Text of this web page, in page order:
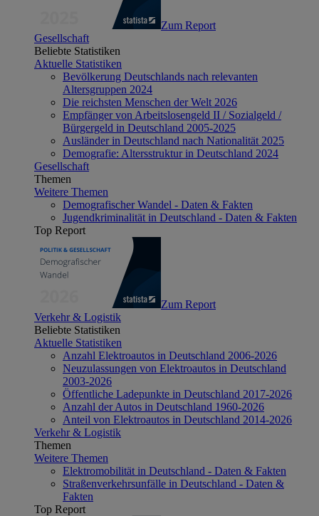
Zum Report
Gesellschaft
Beliebte Statistiken
Aktuelle Statistiken
Bevölkerung Deutschlands nach relevanten
Altersgruppen 2024
Die reichsten Menschen der Welt 2026
Empfänger von Arbeitslosengeld II / Sozialgeld /
Bürgergeld in Deutschland 2005-2025
Ausländer in Deutschland nach Nationalität 2025
Demografie: Altersstruktur in Deutschland 2024
Gesellschaft
Themen
Weitere Themen
Demografischer Wandel - Daten & Fakten
Jugendkriminalität in Deutschland - Daten & Fakten
Top Report
Zum Report
Verkehr & Logistik
Beliebte Statistiken
Aktuelle Statistiken
Anzahl Elektroautos in Deutschland 2006-2026
Neuzulassungen von Elektroautos in Deutschland
2003-2026
Öffentliche Ladepunkte in Deutschland 2017-2026
Anzahl der Autos in Deutschland 1960-2026
Anteil von Elektroautos in Deutschland 2014-2026
Verkehr & Logistik
Themen
Weitere Themen
Elektromobilität in Deutschland - Daten & Fakten
Straßenverkehrsunfälle in Deutschland - Daten &
Fakten
Top Report